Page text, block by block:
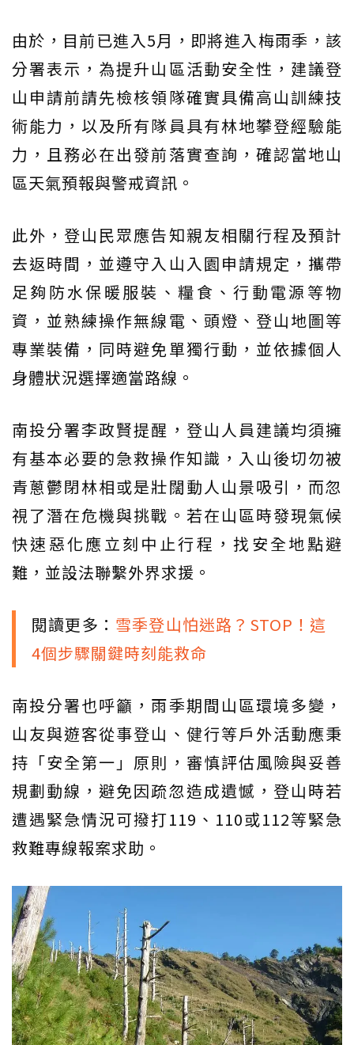
由於，目前已進入5月，即將進入梅雨季，該
分署表示，為提升山區活動安全性，建議登
山申請前請先檢核領隊確實具備高山訓練技
術能力，以及所有隊員具有林地攀登經驗能
力，且務必在出發前落實查詢，確認當地山
區天氣預報與警戒資訊。
此外，登山民眾應告知親友相關行程及預計
去返時間，並遵守入山入園申請規定，攜帶
足夠防水保暖服裝、糧食、行動電源等物
資，並熟練操作無線電、頭燈、登山地圖等
專業裝備，同時避免單獨行動，並依據個人
身體狀況選擇適當路線。
南投分署李政賢提醒，登山人員建議均須擁
有基本必要的急救操作知識，入山後切勿被
青蔥鬱閉林相或是壯闊動人山景吸引，而忽
視了潛在危機與挑戰。若在山區時發現氣候
快速惡化應立刻中止行程，找安全地點避
難，並設法聯繫外界求援。
閱讀更多： 雪季登山怕迷路？STOP！這
4個步驟關鍵時刻能救命
南投分署也呼籲，雨季期間山區環境多變，
山友與遊客從事登山、健行等戶外活動應秉
持「安全第一」原則，審慎評估風險與妥善
規劃動線，避免因疏忽造成遺憾，登山時若
遭遇緊急情況可撥打119、110或112等緊急
救難專線報案求助。